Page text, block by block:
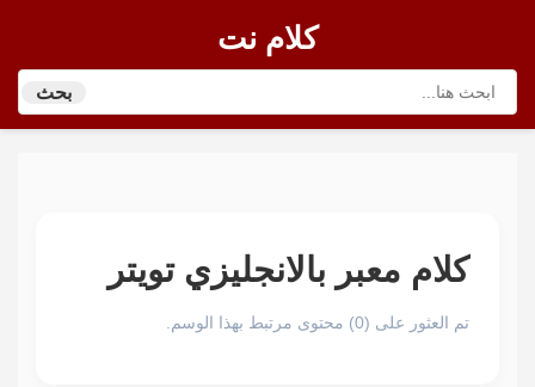
كلام نت
بحث
كلام معبر بالانجليزي تويتر
تم العثور على (0) محتوى مرتبط بهذا الوسم.